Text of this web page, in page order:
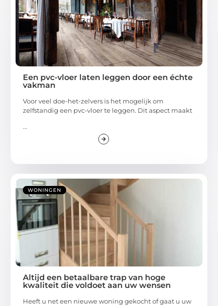
Een pvc-vloer laten leggen door een échte
vakman
Voor veel doe-het-zelvers is het mogelijk om
zelfstandig een pvc-vloer te leggen. Dit aspect maakt
...
WONINGEN
Altijd een betaalbare trap van hoge
kwaliteit die voldoet aan uw wensen
Heeft u net een nieuwe woning gekocht of gaat u uw